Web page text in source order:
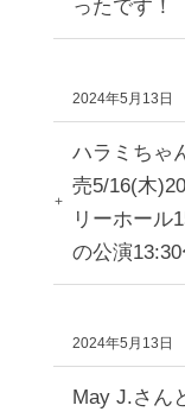
ったです！
2024年5月13日
ハラミちゃ
売5/16(木
リーホール
の公演13:30
2024年5月13日
May J.さん